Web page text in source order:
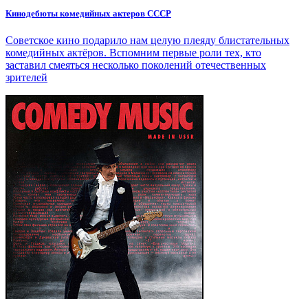
Кинодебюты комедийных актеров СССР
Советское кино подарило нам целую плеяду блистательных
комедийных актёров. Вспомним первые роли тех, кто
заставил смеяться несколько поколений отечественных
зрителей